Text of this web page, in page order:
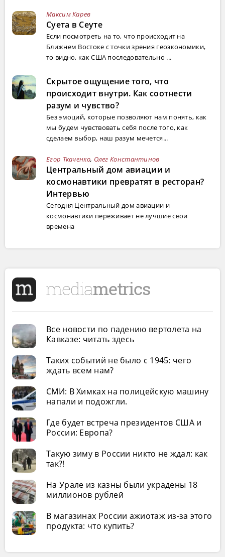
Максим Карев
Суета в Сеуте
Если посмотреть на то, что происходит на
Ближнем Востоке с точки зрения геоэкономики,
то видно, как США последовательно ...
Скрытое ощущение того, что
происходит внутри. Как соотнести
разум и чувство?
Без эмоций, которые позволяют нам понять, как
мы будем чувствовать себя после того, как
сделаем выбор, наш разум мечется...
Егор Ткаченко, Олег Константинов
Центральный дом авиации и
космонавтики превратят в ресторан?
Интервью
Сегодня Центральный дом авиации и
космонавтики переживает не лучшие свои
времена
Все новости по падению вертолета на
Кавказе: читать здесь
Таких событий не было с 1945: чего
ждать всем нам?
СМИ: В Химках на полицейскую машину
напали и подожгли.
Где будет встреча президентов США и
России: Европа?
Такую зиму в России никто не ждал: как
так?!
На Урале из казны были украдены 18
миллионов рублей
В магазинах России ажиотаж из-за этого
продукта: что купить?